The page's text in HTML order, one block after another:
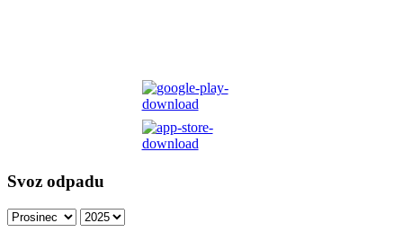
Svoz odpadu